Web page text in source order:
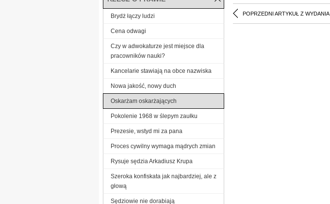
POPRZEDNI ARTYKUŁ Z WYDANIA
Brydż łączy ludzi
Cena odwagi
Czy w adwokaturze jest miejsce dla
pracowników nauki?
Kancelarie stawiają na obce nazwiska
Nowa jakość, nowy duch
Oskarżam oskarżających
Pokolenie 1968 w ślepym zaułku
Prezesie, wstyd mi za pana
Proces cywilny wymaga mądrych zmian
Rysuje sędzia Arkadiusz Krupa
Szeroka konfiskata jak najbardziej, ale z
głową
Sędziowie nie dorabiają